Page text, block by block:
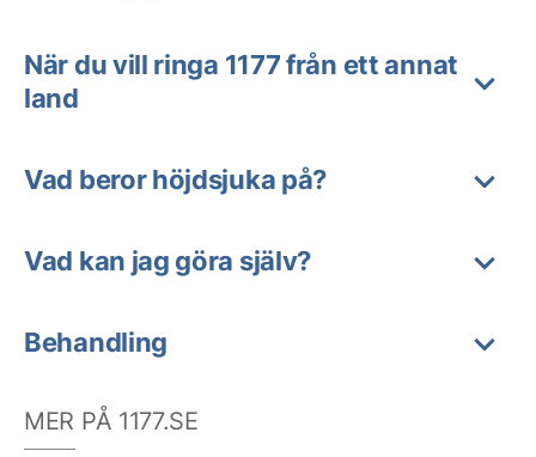
När du vill ringa 1177 från ett annat
land
Vad beror höjdsjuka på?
Vad kan jag göra själv?
Behandling
MER PÅ 1177.SE